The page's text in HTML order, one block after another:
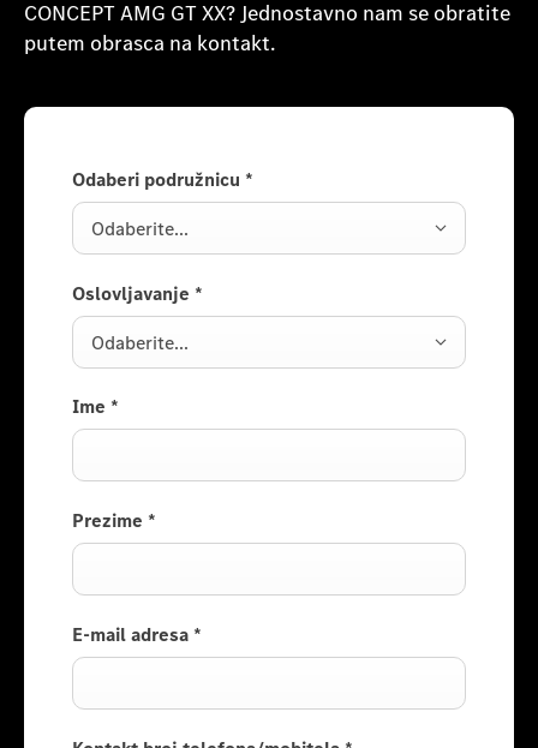
CONCEPT AMG GT XX? Jednostavno nam se obratite
putem obrasca na kontakt.
Odaberi podružnicu *
Odaberite...
Oslovljavanje *
Odaberite...
Ime *
Prezime *
E-mail adresa *